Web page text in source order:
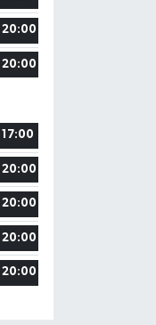
20:00
20:00
17:00
20:00
20:00
20:00
20:00